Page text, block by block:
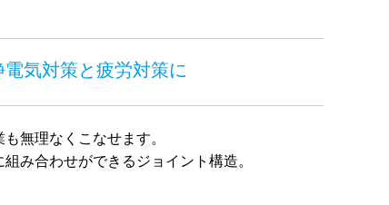
気対策と疲労対策に
無理なくこなせます。
み合わせができるジョイント構造。